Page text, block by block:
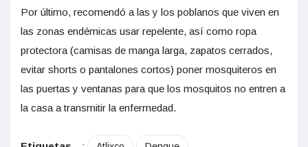
Por último, recomendó a las y los poblanos que viven en
las zonas endémicas usar repelente, así como ropa
protectora (camisas de manga larga, zapatos cerrados,
evitar shorts o pantalones cortos) poner mosquiteros en
las puertas y ventanas para que los mosquitos no entren a
la casa a transmitir la enfermedad.